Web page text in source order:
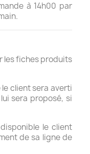
à 14h00 par
les fiches produits
client sera averti
sera proposé, si
le client
de sa ligne de